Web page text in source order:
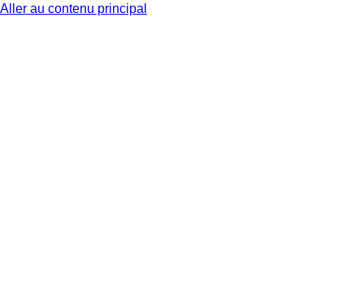
Aller au contenu principal